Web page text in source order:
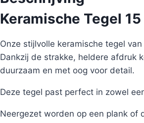
Keramische Tegel
Onze stijlvolle keramische tegel
Dankzij de strakke, heldere afdruk
duurzaam en met oog voor detail.
Deze tegel past perfect in zowel
Neergezet worden op een plank of